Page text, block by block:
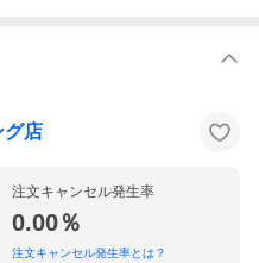
グ店
注文キャンセル発生率
0.00％
注文キャンセル発生率とは？